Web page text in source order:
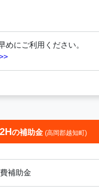
めにご利用ください。
の補助金 (高岡郡越知町)
補助金